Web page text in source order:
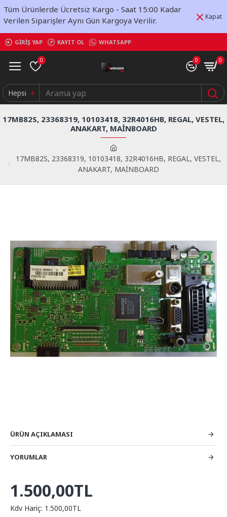
Tüm Ürünlerde Ücretsiz Kargo - Saat 15:00 Kadar
Verilen Siparişler Aynı Gün Kargoya Verilir.
Kapat
GIRIŞ YAP KAYIT OL WHATSAPP
0 0 0
Hepsi
17MB82S, 23368319, 10103418, 32R4016HB, REGAL, VESTEL,
ANAKART, MAİNBOARD
17MB82S, 23368319, 10103418, 32R4016HB, REGAL, VESTEL,
ANAKART, MAİNBOARD
ÜRÜN AÇIKLAMASI
YORUMLAR
1.500,00TL
Kdv Hariç: 1.500,00TL